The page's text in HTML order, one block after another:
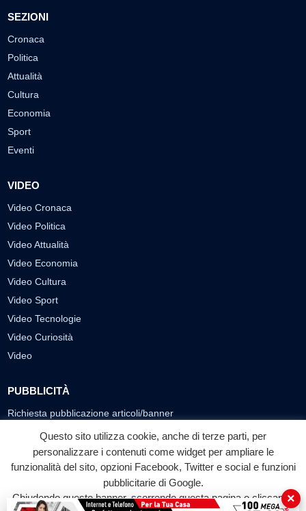
SEZIONI
Cronaca
Politica
Attualità
Cultura
Economia
Sport
Eventi
VIDEO
Video Cronaca
Video Politica
Video Attualità
Video Economia
Video Cultura
Video Sport
Video Tecnologie
Video Curiosità
Video
PUBBLICITÀ
Richiesta pubblicazione articoli/banner
SEGUICI SUI SOCIAL
f
Facebook
◎ ▶
YouTube
Questo sito utilizza cookie, anche di terze parti, per
personalizzare i contenuti come widget per ampliare le
funzionalità del sito, opzioni Facebook, Twitter e social e funzioni
pubblicitarie di Google.
Chiudendo questo banner, scorrendo questa pagina o cliccando
×